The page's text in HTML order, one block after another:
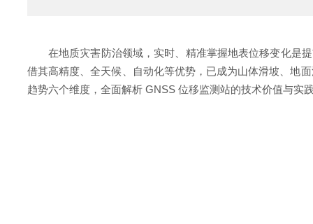
在地质灾害防治领域，实时、精准掌握地表位移变化是
借其高精度、全天候、自动化等优势，已成为山体滑坡、地
趋势六个维度，全面解析 GNSS 位移监测站的技术价值与实